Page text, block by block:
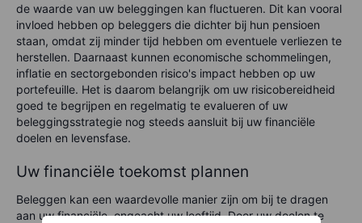
de waarde van uw beleggingen kan fluctueren. Dit kan vooral
invloed hebben op beleggers die dichter bij hun pensioen
staan, omdat zij minder tijd hebben om eventuele verliezen te
herstellen. Daarnaast kunnen economische schommelingen,
inflatie en sectorgebonden risico's impact hebben op uw
portefeuille. Het is daarom belangrijk om uw risicobereidheid
goed te begrijpen en regelmatig te evalueren of uw
beleggingsstrategie nog steeds aansluit bij uw financiële
doelen en levensfase.
Uw financiële toekomst plannen
Beleggen kan een waardevolle manier zijn om bij te dragen
aan uw financiële, ongeacht uw leeftijd. Door uw doelen te